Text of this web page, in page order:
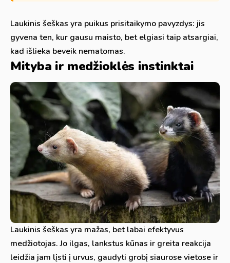
Laukinis šeškas yra puikus prisitaikymo pavyzdys: jis
gyvena ten, kur gausu maisto, bet elgiasi taip atsargiai,
kad išlieka beveik nematomas.
Mityba ir medžioklės instinktai
Laukinis šeškas yra mažas, bet labai efektyvus
medžiotojas. Jo ilgas, lankstus kūnas ir greita reakcija
leidžia jam lįsti į urvus, gaudyti grobį siaurose vietose ir